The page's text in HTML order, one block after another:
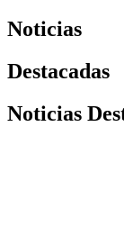
Noticias
Destacadas
Noticias